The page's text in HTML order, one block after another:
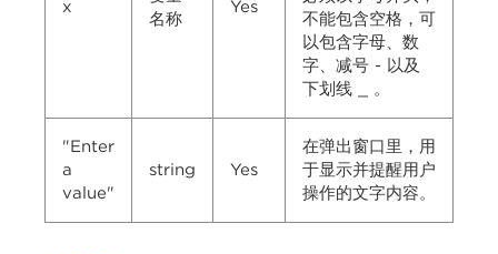
x
名称
Yes
不能包含空格，可
以包含字母、数
字、减号 - 以及
下划线 _ 。
"Enter
a
value"
string Yes
在弹出窗口里，用
于显示并提醒用户
操作的文字内容。